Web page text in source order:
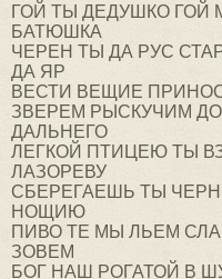
ГОЙ ТЫ ДЕДУШКО
БАТЮШКА
ЧЕРЕН ТЫ ДА РУС
ДА ЯР
ВЕСТИ ВЕЩИЕ
ЗВЕРЕМ РЫСКУЧИМ
ДАЛЬНЕГО
ЛЕГКОЙ ПТИЦЕЮ ТЫ
ЛАЗОРЕВУ
СБЕРЕГАЕШЬ ТЫ
НОЩИЮ
ПИВО ТЕ МЫ ЛЬЕМ
ЗОВЕМ
БОГ НАШ РОГАТОЙ В